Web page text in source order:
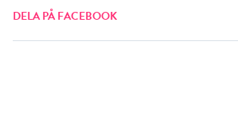
DELA PÅ FACEBOOK